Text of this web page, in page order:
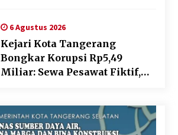
6 Agustus 2026
Kejari Kota Tangerang
Bongkar Korupsi Rp5,49
Miliar: Sewa Pesawat Fiktif,